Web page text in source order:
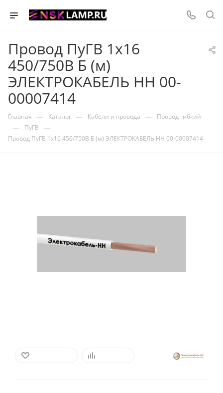
Провод ПуГВ 1х16
450/750В Б (м)
ЭЛЕКТРОКАБЕЛЬ НН 00-
00007414
Главная — Каталог — Кабели и провода — Провод гибкий
— ПуГВ —
Провод ПуГВ 1х16 450/750В Б (м) ЭЛЕКТРОКАБЕЛЬ НН 00-00007414